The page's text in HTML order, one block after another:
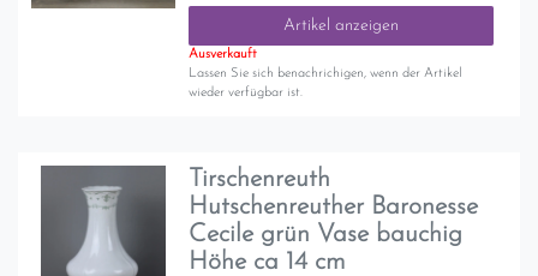
Artikel anzeigen
Ausverkauft
Lassen Sie sich benachrichigen, wenn der Artikel
wieder verfügbar ist.
Tirschenreuth
Hutschenreuther Baronesse
Cecile grün Vase bauchig
Höhe ca 14 cm